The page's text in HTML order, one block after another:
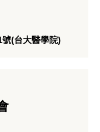
(台大醫學院)